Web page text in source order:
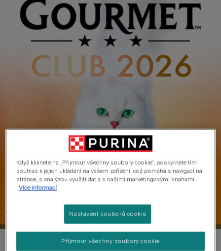
Zaregistrujte se:
Když kliknete na „Přijmout všechny soubory cookie“, poskytnete tím
souhlas k jejich ukládání na vašem zařízení, což pomáhá s navigací na
stránce, s analýzou využití dat a s našimi marketingovými snahami.
Více informací
Nastavení souborů cookie
Přijmout všechny soubory cookie